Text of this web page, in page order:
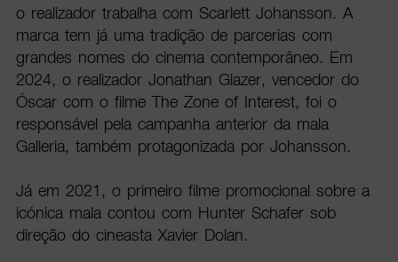
o realizador trabalha com Scarlett Johansson. A
marca tem já uma tradição de parcerias com
grandes nomes do cinema contemporâneo. Em
2024, o realizador Jonathan Glazer, vencedor do
Óscar com o filme The Zone of Interest, foi o
responsável pela campanha anterior da mala
Galleria, também protagonizada por Johansson.
Já em 2021, o primeiro filme promocional sobre a
icónica mala contou com Hunter Schafer sob
direção do cineasta Xavier Dolan.